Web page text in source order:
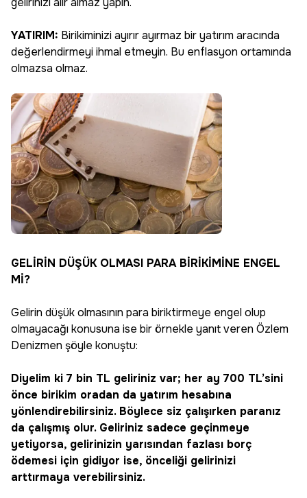
YATIRIM: Birikiminizi ayırır ayırmaz bir yatırım aracında
değerlendirmeyi ihmal etmeyin. Bu enflasyon ortamında
olmazsa olmaz.
GELİRİN DÜŞÜK OLMASI PARA BİRİKİMİNE ENGEL
Mİ?
Gelirin düşük olmasının para biriktirmeye engel olup
olmayacağı konusuna ise bir örnekle yanıt veren Özlem
Denizmen şöyle konuştu:
Diyelim ki 7 bin TL geliriniz var; her ay 700 TL’sini
önce birikim oradan da yatırım hesabına
yönlendirebilirsiniz. Böylece siz çalışırken paranız
da çalışmış olur. Geliriniz sadece geçinmeye
yetiyorsa, gelirinizin yarısından fazlası borç
ödemesi için gidiyor ise, önceliği gelirinizi
arttırmaya verebilirsiniz.